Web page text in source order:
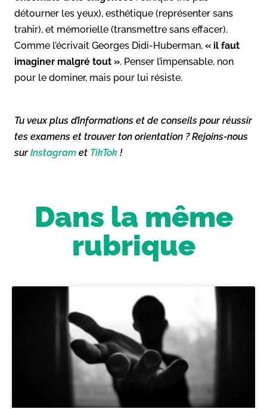
détourner les yeux), esthétique (représenter sans
trahir), et mémorielle (transmettre sans effacer).
Comme l’écrivait Georges Didi-Huberman, « il faut
imaginer malgré tout ». Penser l’impensable, non
pour le dominer, mais pour lui résiste.
Tu veux plus d’informations et de conseils pour réussir
tes examens et trouver ton orientation ? Rejoins-nous
surInstagram et TikTok !
Dans la même
rubrique